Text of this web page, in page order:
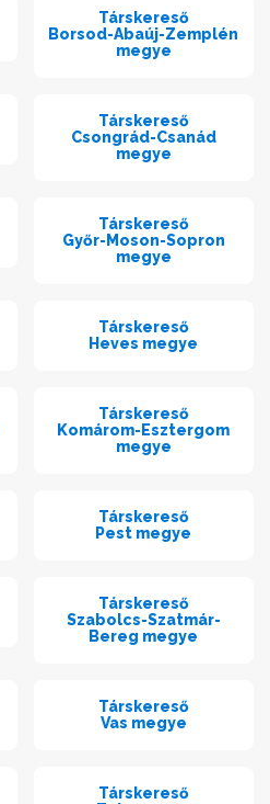
Társkereső
Borsod-Abaúj-Zemplén
megye
Társkereső
Csongrád-Csanád
megye
Társkereső
Győr-Moson-Sopron
megye
Társkereső
Heves megye
Társkereső
Komárom-Esztergom
megye
Társkereső
Pest megye
Társkereső
Szabolcs-Szatmár-
Bereg megye
Társkereső
Vas megye
Társkereső